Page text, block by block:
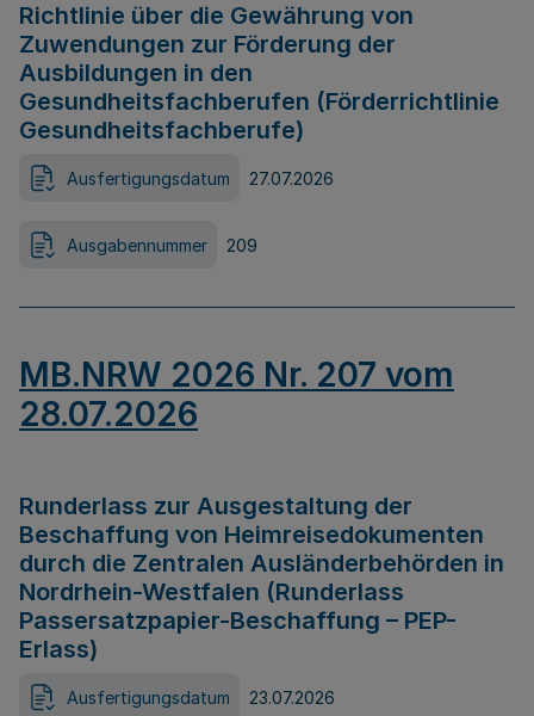
Richtlinie über die Gewährung von
Zuwendungen zur Förderung der
Ausbildungen in den
Gesundheitsfachberufen (Förderrichtlinie
Gesundheitsfachberufe)
Ausfertigungsdatum 27.07.2026
Ausgabennummer 209
MB.NRW 2026 Nr. 207 vom
28.07.2026
Runderlass zur Ausgestaltung der
Beschaffung von Heimreisedokumenten
durch die Zentralen Ausländerbehörden in
Nordrhein-Westfalen (Runderlass
Passersatzpapier-Beschaffung – PEP-
Erlass)
Ausfertigungsdatum 23.07.2026